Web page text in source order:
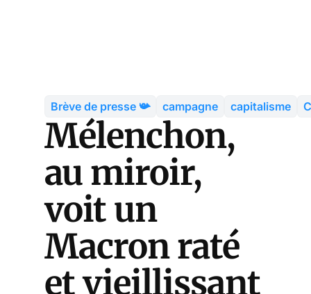
Brève de presse 📯 campagne capitalisme
Mélenchon,
au miroir,
voit un
Macron raté
et vieillissant